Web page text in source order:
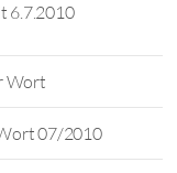
6.7.2010
Wort
07/2010